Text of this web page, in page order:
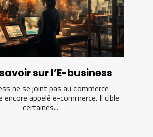
sur l’E-business
ne se joint pas au commerce
encore appelé e-commerce. Il cible
certaines...